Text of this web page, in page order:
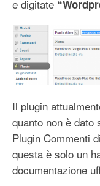
e digitate
Il plugin
quanto non è dato
Plugin Commenti
questa è solo un
documentazione